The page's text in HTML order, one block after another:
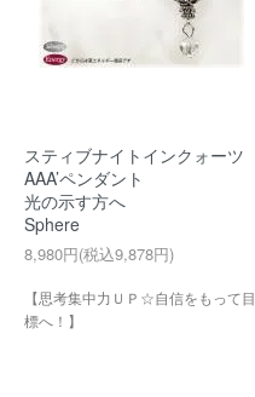
スティブナイトインクォーツ
AAA’ペンダント
光の示す方へ
Sphere
8,980円(税込9,878円)
【思考集中力ＵＰ☆自信をもって目
標へ！】